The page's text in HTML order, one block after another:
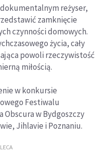
reżyser,
zamknięcie
czynności domowych.
życia, cały
powoli rzeczywistość
miłością.
w konkursie
Festiwalu
Obscura w Bydgoszczy
Jihlavie i Poznaniu.